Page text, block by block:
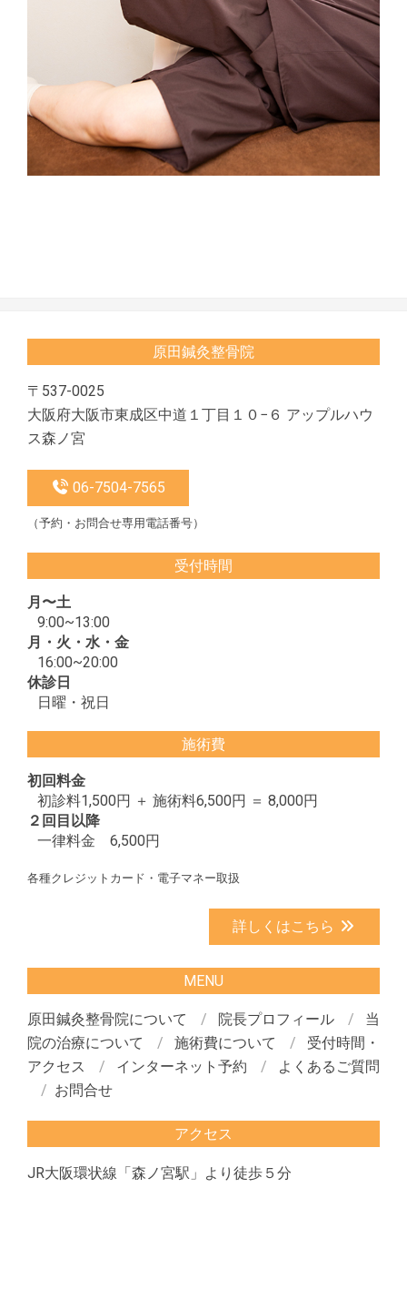
原田鍼灸整骨院
〒537-0025
大阪府大阪市東成区中道１丁目１０−６ アップルハウ
ス森ノ宮
06-7504-7565
（予約・お問合せ専用電話番号）
受付時間
月〜土
9:00~13:00
月・火・水・金
16:00~20:00
休診日
日曜・祝日
施術費
初回料金
初診料1,500円 ＋ 施術料6,500円 ＝ 8,000円
２回目以降
一律料金 6,500円
各種クレジットカード・電子マネー取扱
詳しくはこちら
MENU
原田鍼灸整骨院について 院長プロフィール
当
院の治療について
施術費について
受付時間・
アクセス
インターネット予約
よくあるご質問
お問合せ
アクセス
JR大阪環状線「森ノ宮駅」より徒歩５分